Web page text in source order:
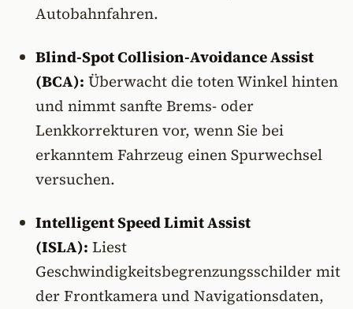
Autobahnfahren.
Blind-Spot Collision-Avoidance Assist
(BCA): Überwacht die toten Winkel hinten
und nimmt sanfte Brems- oder
Lenkkorrekturen vor, wenn Sie bei
erkanntem Fahrzeug einen Spurwechsel
versuchen.
Intelligent Speed Limit Assist
(ISLA): Liest
Geschwindigkeitsbegrenzungsschilder mit
der Frontkamera und Navigationsdaten,